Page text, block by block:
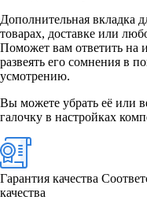
Дополнительная вкладка
товарах, доставке или
Поможет вам ответить на
развеять его сомнения в
усмотрению.
Вы можете убрать её или
галочку в настройках
Гарантия качества
качества